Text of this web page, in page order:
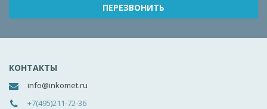
КОНТАКТЫ
info@inkomet.ru
+7(495)211-72-36